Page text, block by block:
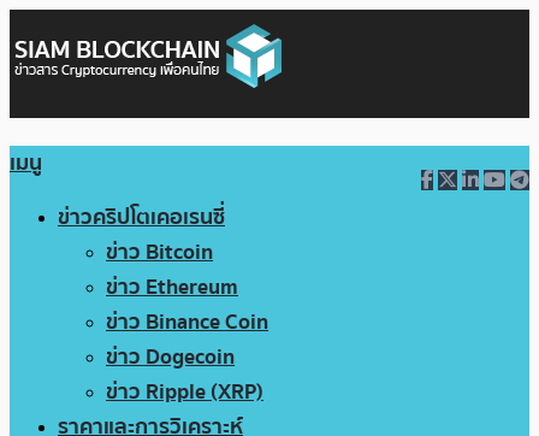
เมนู
ข่าวคริปโตเคอเรนซี่
ข่าว Bitcoin
ข่าว Ethereum
ข่าว Binance Coin
ข่าว Dogecoin
ข่าว Ripple (XRP)
ราคาและการวิเคราะห์